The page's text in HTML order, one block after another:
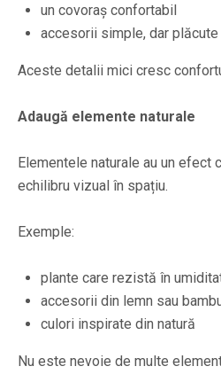
un covoraș confortabil
accesorii simple, dar plăcute
Aceste detalii mici cresc
Adaugă elemente naturale
Elementele naturale au un efect
echilibru vizual în spațiu.
Exemple:
plante care rezistă în
accesorii din lemn sau
culori inspirate din natură
Nu este nevoie de multe